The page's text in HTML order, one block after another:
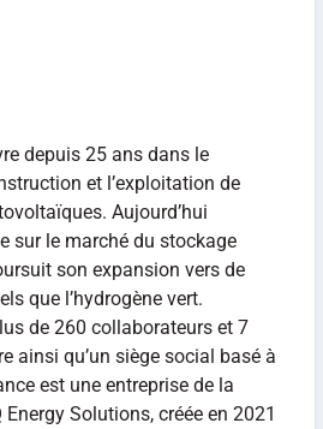
depuis 25 ans dans le
et l’exploitation de
Aujourd’hui
sur le marché du stockage
son expansion vers de
que l’hydrogène vert.
de 260 collaborateurs et 7
ainsi qu’un siège social basé à
est une entreprise de la
Solutions, créée en 2021